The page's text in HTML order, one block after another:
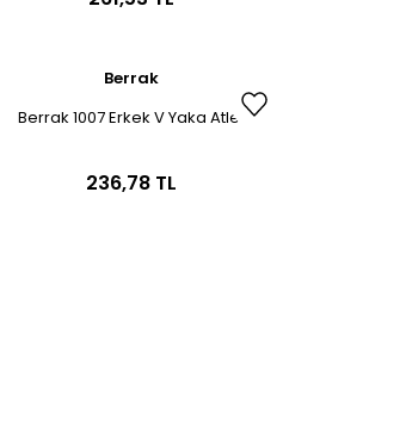
Berrak
Berrak 1007 Erkek V Yaka Atlet
236,78 TL